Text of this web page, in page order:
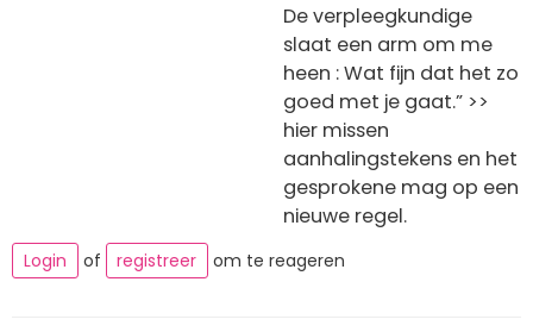
De verpleegkundige
slaat een arm om me
heen : Wat fijn dat het zo
goed met je gaat.” >>
hier missen
aanhalingstekens en het
gesprokene mag op een
nieuwe regel.
Login of registreer om te reageren